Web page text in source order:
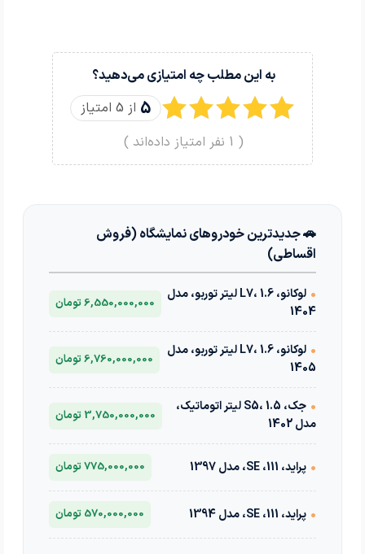
به این مطلب چه امتیازی می‌دهید؟
5 از 5 امتیاز
(
1 نفر امتیاز داده‌اند )
🚗 جدیدترین خودروهای نمایشگاه (فروش
اقساطی)
•
لوکانو، L7، 1.6 لیتر توربو، مدل
1404
6,550,000,000 تومان
•
لوکانو، L7، 1.6 لیتر توربو، مدل
1405
6,760,000,000 تومان
•
جک، S5، 1.5 لیتر اتوماتیک،
مدل 1402
3,750,000,000 تومان
• پراید، 111، SE، مدل 1397 775,000,000 تومان
• پراید، 111، SE، مدل 1394 570,000,000 تومان